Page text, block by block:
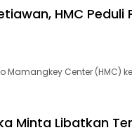
HMC Peduli
Mamangkey Center (HMC)
Minta Libatkan